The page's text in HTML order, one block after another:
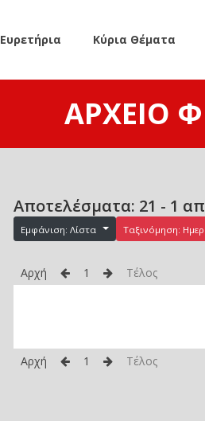
Ευρετήρια Κύρια Θέματα
ΑΡΧΕΊΟ
Αποτελέσματα: 21 - 1
Εμφάνιση: Λίστα Ταξινόμηση:
Αρχή 1 Τέλος
Αρχή 1 Τέλος